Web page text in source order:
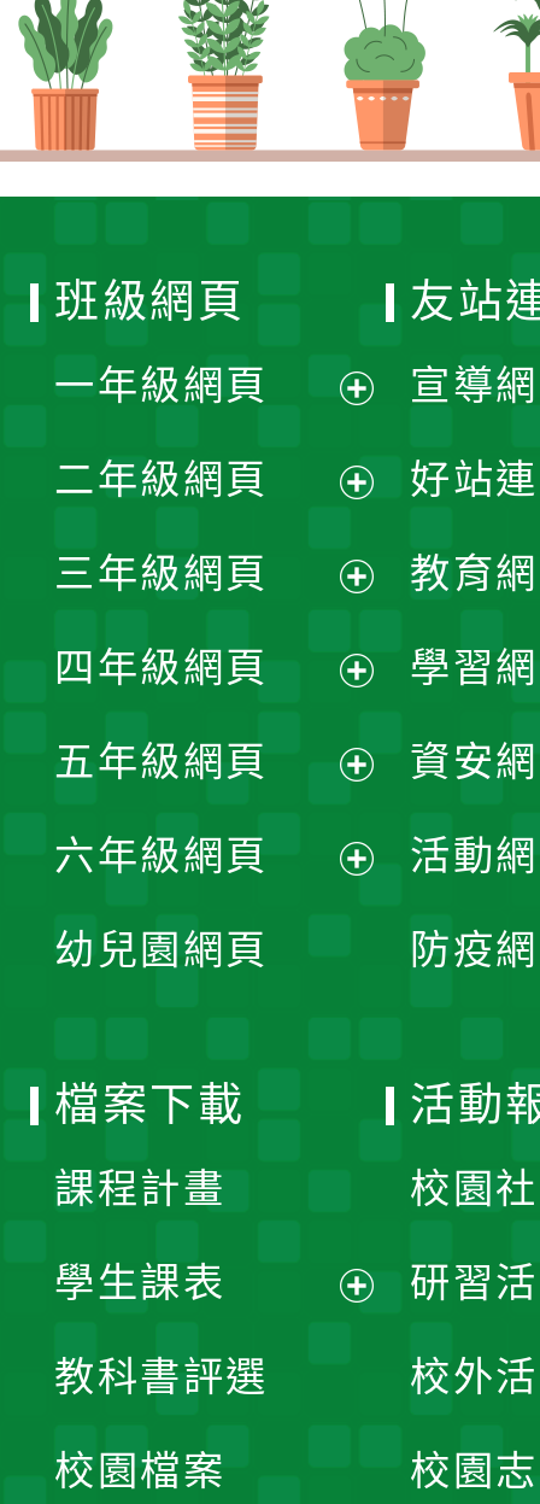
班級網頁
一年級網頁
開
選
單
二年級網頁
開
選
單
三年級網頁
開
選
單
四年級網頁
開
選
五年級網頁
開
六年級網頁
幼兒園網頁
友站
宣導
好站
教育
學習
資安
活動
防疫
檔案下載
課程計畫
學生課表
教科書評選
校園檔案
活動
校園
研習
校外
校園